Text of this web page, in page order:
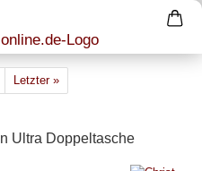
Letzter »
Ultra Doppeltasche